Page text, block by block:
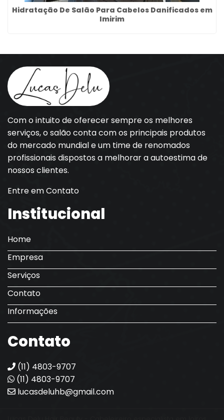
Hidratação De Salão Para Cabelos Danificados em
Imirim
Com o intuito de oferecer sempre os melhores
serviços, o salão conta com os principais produtos
do mercado mundial e um time de renomados
profissionais dispostos a melhorar a autoestima de
nossos clientes.
Entre em Contato
Institucional
Home
Empresa
Serviços
Contato
Informações
Contato
(11) 4803-9707
(11) 4803-9707
lucasdeluhb@gmail.com